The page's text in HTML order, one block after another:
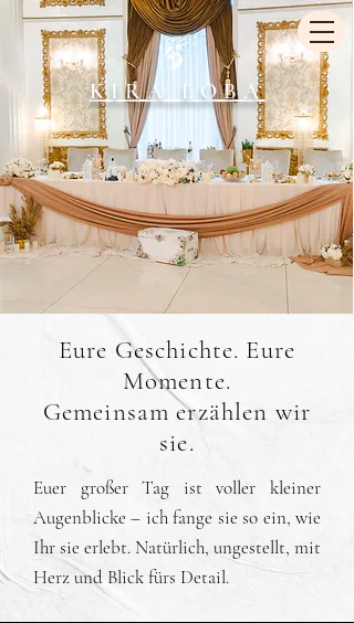
KIRA LOBA
Eure Geschichte. Eure
Momente.
Gemeinsam erzählen wir
sie.
Euer großer Tag ist voller kleiner
Augenblicke – ich fange sie so ein, wie
Ihr sie erlebt. Natürlich, ungestellt, mit
Herz und Blick fürs Detail.